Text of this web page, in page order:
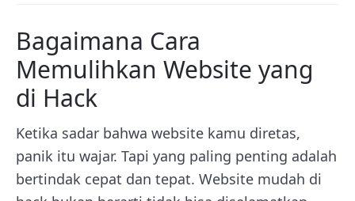
Bagaimana Cara
Memulihkan Website yang
di Hack
Ketika sadar bahwa website kamu diretas,
panik itu wajar. Tapi yang paling penting adalah
bertindak cepat dan tepat. Website mudah di